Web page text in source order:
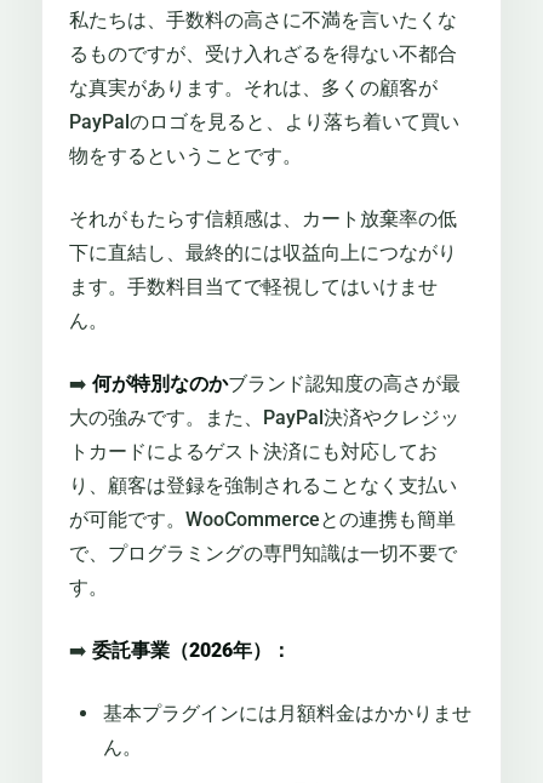
私たちは、手数料の高さに不満を言いたくな
るものですが、受け入れざるを得ない不都合
な真実があります。それは、多くの顧客が
PayPalのロゴを見ると、より落ち着いて買い
物をするということです。
それがもたらす信頼感は、カート放棄率の低
下に直結し、最終的には収益向上につながり
ます。手数料目当てで軽視してはいけませ
ん。
➡️ 何が特別なのかブランド認知度の高さが最
大の強みです。また、PayPal決済やクレジッ
トカードによるゲスト決済にも対応してお
り、顧客は登録を強制されることなく支払い
が可能です。WooCommerceとの連携も簡単
で、プログラミングの専門知識は一切不要で
す。
➡️ 委託事業（2026年）：
基本プラグインには月額料金はかかりませ
ん。